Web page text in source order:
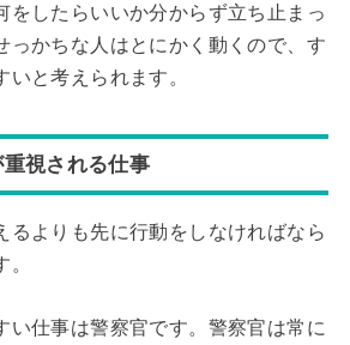
をしたらいいか分からず立ち止まっ
っかちな人はとにかく動くので、す
いと考えられます。
視される仕事
るよりも先に行動をしなければなら
い仕事は警察官です。警察官は常に